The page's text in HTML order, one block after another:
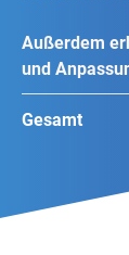
Außerdem
und
Gesamt